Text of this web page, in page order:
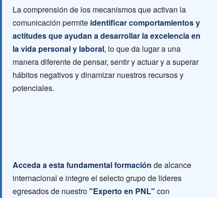
La comprensión de los mecanismos que activan la
comunicación permite identificar comportamientos y
actitudes que ayudan a desarrollar la excelencia en
la vida personal y laboral, lo que da lugar a una
manera diferente de pensar, sentir y actuar y a superar
hábitos negativos y dinamizar nuestros recursos y
potenciales.
Acceda a esta fundamental formación de alcance
internacional e integre el selecto grupo de lideres
egresados de nuestro"Experto en PNL" con